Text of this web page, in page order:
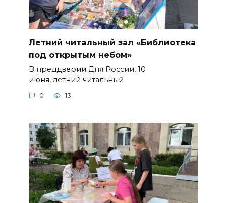
Летний читальный зал «Библиотека
под открытым небом»
В преддверии Дня России, 10
июня, летний читальный
0 13